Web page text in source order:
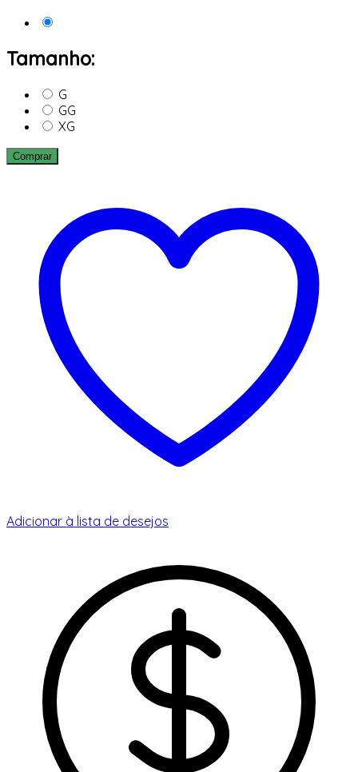
Tamanho:
G
GG
XG
Comprar
Adicionar à lista de desejos